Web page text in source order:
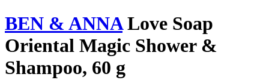
BEN & ANNALove Soap
Oriental Magic Shower &
Shampoo, 60 g